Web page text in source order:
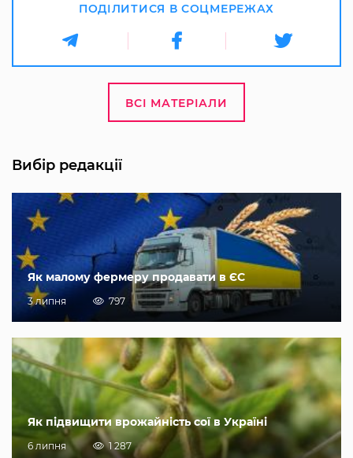
ПОДІЛИТИСЯ В СОЦМЕРЕЖАХ
ВСІ МАТЕРІАЛИ
Вибір редакції
Як малому фермеру продавати в ЄС
3 липня 797
Як підвищити врожайність сої в Україні
6 липня 1 287